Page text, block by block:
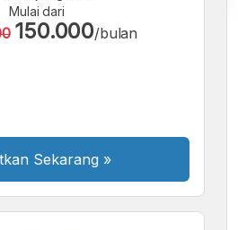
A A
Mulai dari
150.000/bulan
Sekarang »